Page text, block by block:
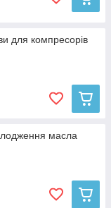
для компресорів
масла